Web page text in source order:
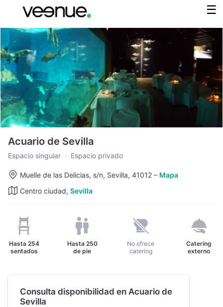
Acuario de Sevilla
Espacio singular · Espacio privado
Muelle de las Delicias, s/n, Sevilla, 41012 – Mapa
Centro ciudad, Sevilla
Hasta 254
sentados
Hasta 250
de pie
No ofrece
catering
Catering
externo
Consulta disponibilidad en Acuario de
Sevilla